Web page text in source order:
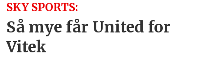
SKY SPORTS:
Så mye får United for
Vitek